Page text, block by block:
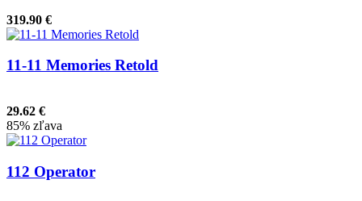
319.90 €
11-11 Memories Retold
29.62 €
85% zľava
112 Operator